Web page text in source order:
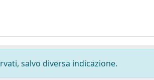
salvo diversa indicazione.